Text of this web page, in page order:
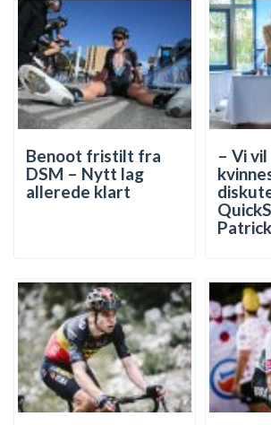
Benoot fristilt fra
DSM – Nytt lag
allerede klart
– Vi